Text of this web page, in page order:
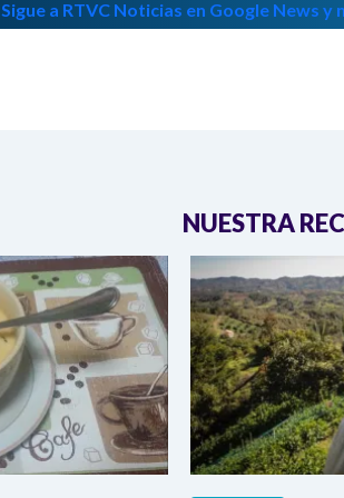
Sigue a RTVC Noticias en Google News
NUESTRA